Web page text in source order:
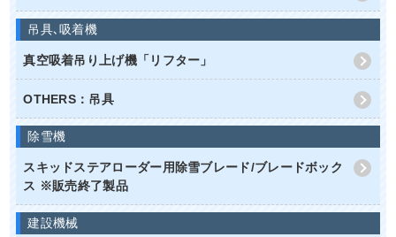
吊具､吸着機
真空吸着吊り上げ機「リフター」
OTHERS：吊具
除雪機
スキッドステアローダー用除雪ブレード/ブレードボック
ス ※販売終了製品
建設機械